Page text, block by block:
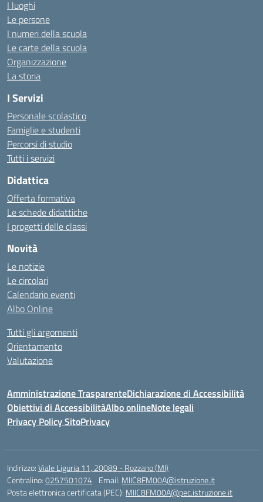
I luoghi
Le persone
I numeri della scuola
Le carte della scuola
Organizzazione
La storia
I Servizi
Personale scolastico
Famiglie e studenti
Percorsi di studio
Tutti i servizi
Didattica
Offerta formativa
Le schede didattiche
I progetti delle classi
Novità
Le notizie
Le circolari
Calendario eventi
Albo Online
Tutti gli argomenti
Orientamento
Valutazione
Amministrazione TrasparenteDichiarazione di Accessibilità
Obiettivi di AccessibilitàAlbo onlineNote legali
Privacy Policy SitoPrivacy
Indirizzo:Viale Liguria 11, 20089 - Rozzano (MI)
Centralino:0257501074 Email: MIIC8FM00A@istruzione.it
Posta elettronica certificata (PEC): MIIC8FM00A@pec.istruzione.it